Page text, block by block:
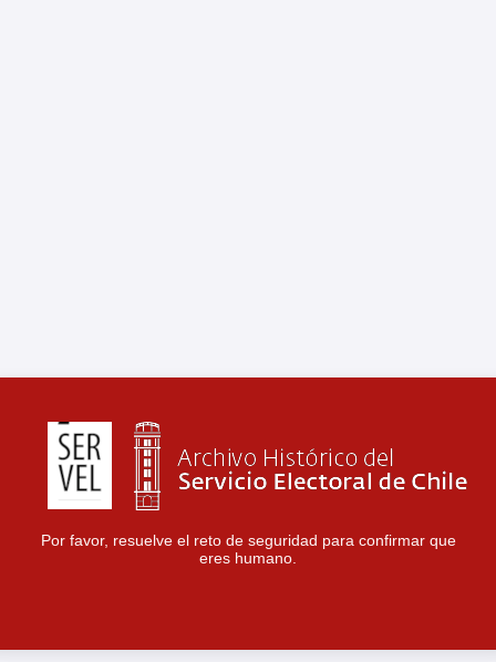
Por favor, resuelve el reto de seguridad para confirmar que
eres humano.